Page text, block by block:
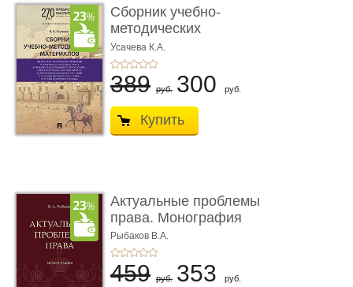
Сборник учебно-
методических
материалов по кур ...
Усачева К.А.
389 руб. 300 руб.
Купить
Актуальные проблемы
права. Монография
Рыбаков В.А.
459 руб. 353 руб.